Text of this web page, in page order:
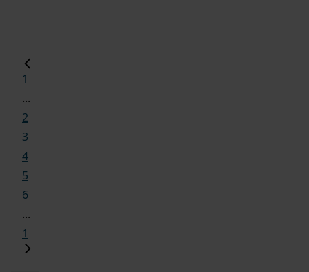
1
...
2
3
4
5
6
...
1